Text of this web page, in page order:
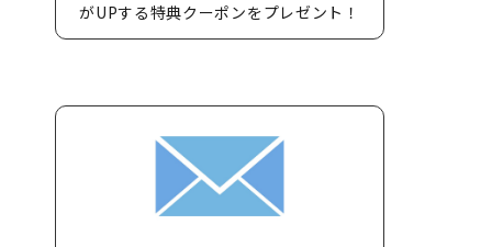
がUPする特典クーポンをプレゼント！